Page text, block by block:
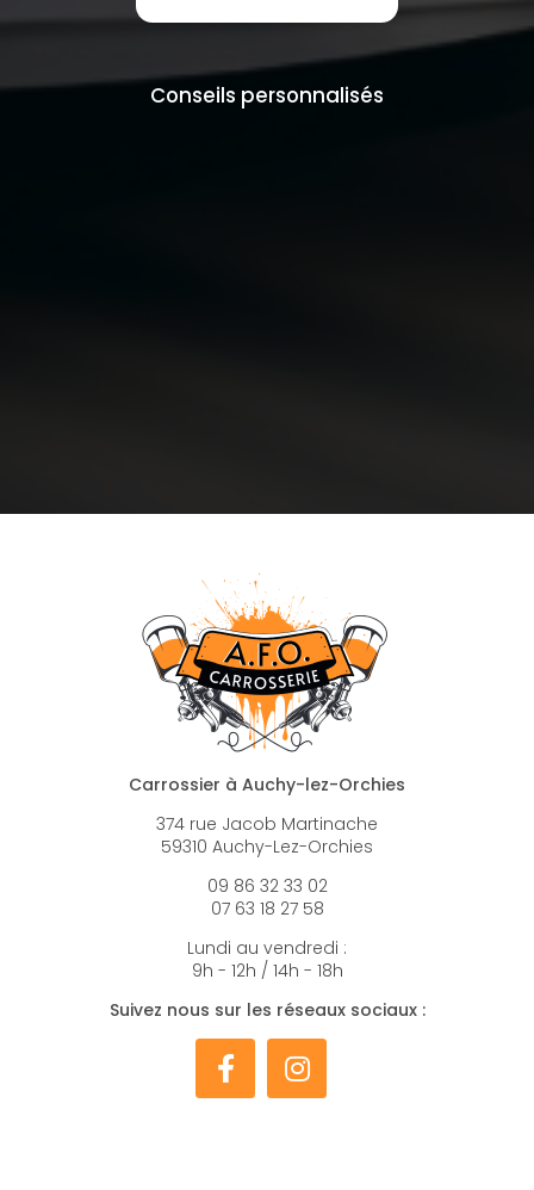
Conseils personnalisés
Carrossier à Auchy-lez-Orchies
374 rue Jacob Martinache
59310 Auchy-Lez-Orchies
09 86 32 33 02
07 63 18 27 58
Lundi au vendredi :
9h - 12h / 14h - 18h
Suivez nous sur les réseaux sociaux :